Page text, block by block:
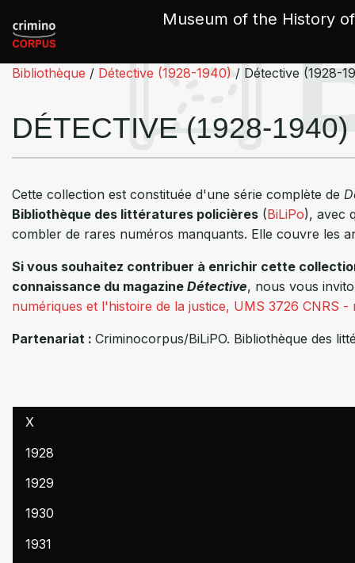
Museum of the History
Bibliothèque / Détective (1928-1940) / Détective (1928-
DÉTECTIVE (1928-1940)
Cette collection est constituée d'une série complète de
Bibliothèque des littératures policières (BiLiPo), avec
combler de rares numéros manquants. Elle couvre les
Si vous souhaitez contribuer à enrichir cette
connaissance du magazine Détective, nous vous
numériques et l'histoire de la justice, UMS 3726 CNRS -
Partenariat : Criminocorpus/BiLiPO. Bibliothèque des
X
1928
1929
1930
1931
Cookies management panel